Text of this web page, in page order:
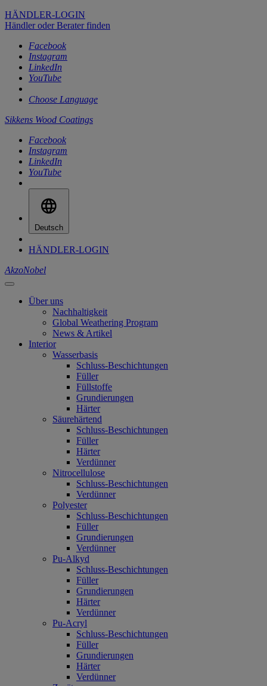
HÄNDLER-LOGIN
Händler oder Berater finden
Facebook
Instagram
LinkedIn
YouTube
Choose Language
Sikkens Wood Coatings
Facebook
Instagram
LinkedIn
YouTube
Deutsch
HÄNDLER-LOGIN
AkzoNobel
Über uns
Nachhaltigkeit
Global Weathering Program
News & Artikel
Interior
Wasserbasis
Schluss-Beschichtungen
Füller
Füllstoffe
Grundierungen
Härter
Säurehärtend
Schluss-Beschichtungen
Füller
Härter
Verdünner
Nitrocellulose
Schluss-Beschichtungen
Verdünner
Polyester
Schluss-Beschichtungen
Füller
Grundierungen
Verdünner
Pu-Alkyd
Schluss-Beschichtungen
Füller
Grundierungen
Härter
Verdünner
Pu-Acryl
Schluss-Beschichtungen
Füller
Grundierungen
Härter
Verdünner